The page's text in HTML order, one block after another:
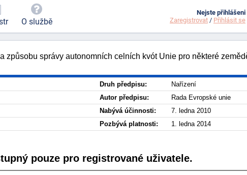
způsobu správy autonomních celních kvót Unie pro některé
Druh předpisu:
Nařízení
Autor předpisu:
Rada Evropské unie
Nabývá účinnosti:
7. ledna 2010
Pozbývá platnosti: 1. ledna 2014
pouze pro registrované uživatele.
O službě
Nejste přihlášeni
Zaregistrovat / Přihlásit se